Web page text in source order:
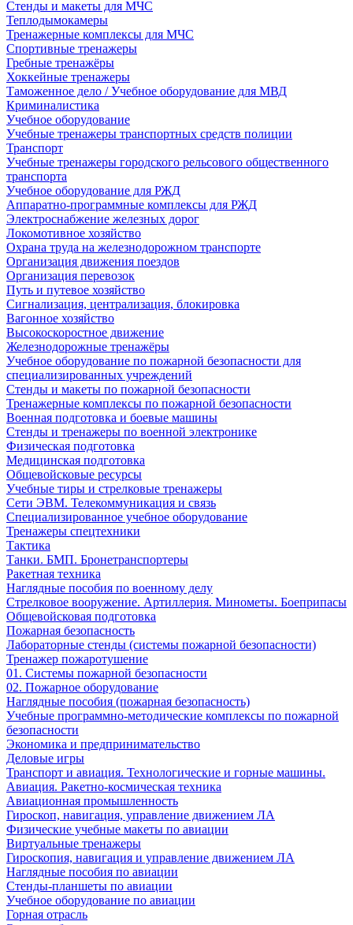
Стенды и макеты для МЧС
Теплодымокамеры
Тренажерные комплексы для МЧС
Спортивные тренажеры
Гребные тренажёры
Хоккейные тренажеры
Таможенное дело / Учебное оборудование для МВД
Криминалистика
Учебное оборудование
Учебные тренажеры транспортных средств полиции
Транспорт
Учебные тренажеры городского рельсового общественного
транспорта
Учебное оборудование для РЖД
Аппаратно-программные комплексы для РЖД
Электроснабжение железных дорог
Локомотивное хозяйство
Охрана труда на железнодорожном транспорте
Организация движения поездов
Организация перевозок
Путь и путевое хозяйство
Сигнализация, централизация, блокировка
Вагонное хозяйство
Высокоскоростное движение
Железнодорожные тренажёры
Учебное оборудование по пожарной безопасности для
специализированных учреждений
Стенды и макеты по пожарной безопасности
Тренажерные комплексы по пожарной безопасности
Военная подготовка и боевые машины
Стенды и тренажеры по военной электронике
Физическая подготовка
Медицинская подготовка
Общевойсковые ресурсы
Учебные тиры и стрелковые тренажеры
Сети ЭВМ. Телекоммуникация и связь
Специализированное учебное оборудование
Тренажеры спецтехники
Тактика
Танки. БМП. Бронетранспортеры
Ракетная техника
Наглядные пособия по военному делу
Стрелковое вооружение. Артиллерия. Минометы. Боеприпасы
Общевойсковая подготовка
Пожарная безопасность
Лабораторные стенды (системы пожарной безопасности)
Тренажер пожаротушение
01. Системы пожарной безопасности
02. Пожарное оборудование
Наглядные пособия (пожарная безопасность)
Учебные программно-методические комплексы по пожарной
безопасности
Экономика и предпринимательство
Деловые игры
Транспорт и авиация. Технологические и горные машины.
Авиация. Ракетно-космическая техника
Авиационная промышленность
Гироскоп, навигация, управление движением ЛА
Физические учебные макеты по авиации
Виртуальные тренажеры
Гироскопия, навигация и управление движением ЛА
Наглядные пособия по авиации
Стенды-планшеты по авиации
Учебное оборудование по авиации
Горная отрасль